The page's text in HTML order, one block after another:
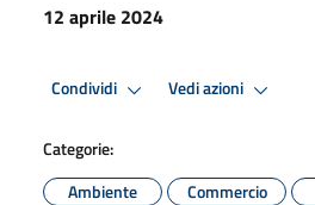
12 aprile 2024
Condividi Vedi azioni
Categorie:
Ambiente
Commercio